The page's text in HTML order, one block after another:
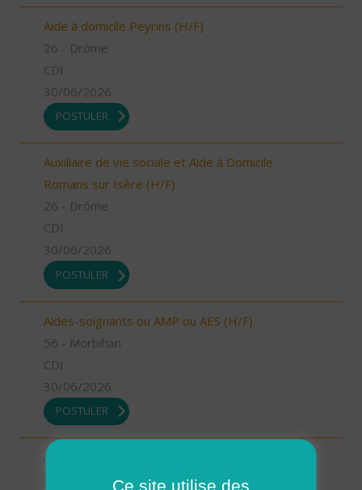
Aide à domicile Peyrins (H/F)
26 - Drôme
CDI
30/06/2026
POSTULER
Auxiliaire de vie sociale et Aide à Domicile
Romans sur Isère (H/F)
26 - Drôme
CDI
30/06/2026
POSTULER
Aides-soignants ou AMP ou AES (H/F)
56 - Morbihan
CDI
30/06/2026
POSTULER
Aides à domicile (H/F)
56 - MorbihanCe site utilise des